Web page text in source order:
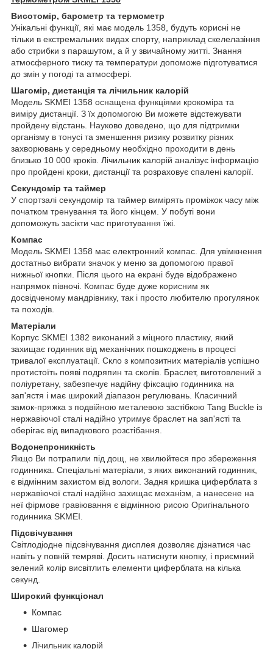
Висотомір, барометр та термометр
Унікальні функції, які має модель 1358, будуть корисні не
тільки в екстремальних видах спорту, наприклад скелелазіння
або стрибки з парашутом, а й у звичайному житті. Знання
атмосферного тиску та температури допоможе підготуватися
до змін у погоді та атмосфері.
Шагомір, дистанція та лічильник калорій
Модель SKMEI 1358 оснащена функціями крокоміра та
виміру дистанції. З їх допомогою Ви можете відстежувати
пройдену відстань. Науково доведено, що для підтримки
організму в тонусі та зменшення ризику розвитку різних
захворювань у середньому необхідно проходити в день
близько 10 000 кроків. Лічильник калорій аналізує інформацію
про пройдені кроки, дистанції та розраховує спалені калорії.
Секундомір та таймер
У спортзалі секундомір та таймер вимірять проміжок часу між
початком тренування та його кінцем. У побуті вони
допоможуть засікти час приготування їжі.
Компас
Модель SKMEI 1358 має електронний компас. Для увімкнення
достатньо вибрати значок у меню за допомогою правої
нижньої кнопки. Після цього на екрані буде відображено
напрямок півночі. Компас буде дуже корисним як
досвідченому мандрівнику, так і просто любителю прогулянок
та походів.
Матеріали
Корпус SKMEI 1382 виконаний з міцного пластику, який
захищає годинник від механічних пошкоджень в процесі
тривалої експлуатації. Скло з композитних матеріалів успішно
протистоїть появі подряпин та сколів. Браслет, виготовлений з
поліуретану, забезпечує надійну фіксацію годинника на
зап'ястя і має широкий діапазон регулювань. Класичний
замок-пряжка з подвійною металевою застібкою Tang Buckle із
нержавіючої сталі надійно утримує браслет на зап'ясті та
оберігає від випадкового розстібання.
Водонепроникність
Якщо Ви потрапили під дощ, не хвилюйтеся про збереження
годинника. Спеціальні матеріали, з яких виконаний годинник,
є відмінним захистом від вологи. Задня кришка циферблата з
нержавіючої сталі надійно захищає механізм, а нанесене на
неї фірмове гравіювання є відмінною рисою Оригінального
годинника SKMEI.
Підсвічування
Світлодіодне підсвічування дисплея дозволяє дізнатися час
навіть у повній темряві. Досить натиснути кнопку, і приємний
зелений колір висвітлить елементи циферблата на кілька
секунд.
Широкий функціонал
Компас
Шагомер
Лічильник калорій